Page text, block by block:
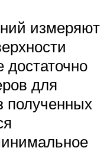
измеряют
достаточно
для
полученных